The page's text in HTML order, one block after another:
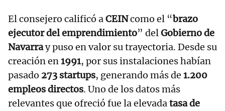
El consejero calificó aCEINcomo el “brazo
ejecutor del emprendimiento” delGobierno de
Navarray puso en valor su trayectoria. Desde su
creación en1991, por sus instalaciones habían
pasado 273 startups, generando más de 1.200
empleos directos. Uno de los datos más
relevantes que ofreció fue la elevadatasa de